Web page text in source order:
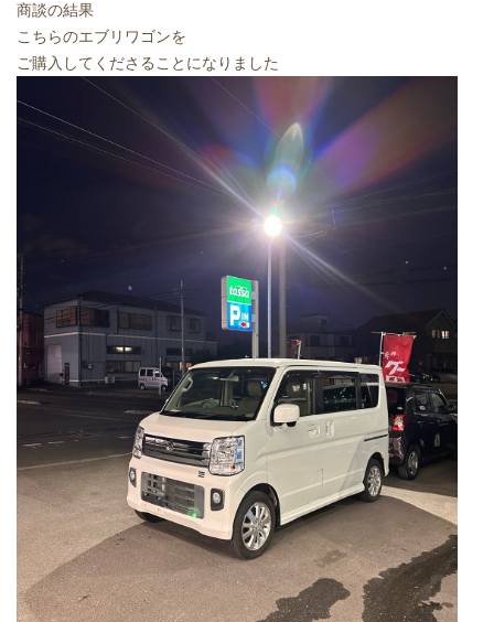
商談の結果
こちらのエブリワゴンを
ご購入してくださることになりました